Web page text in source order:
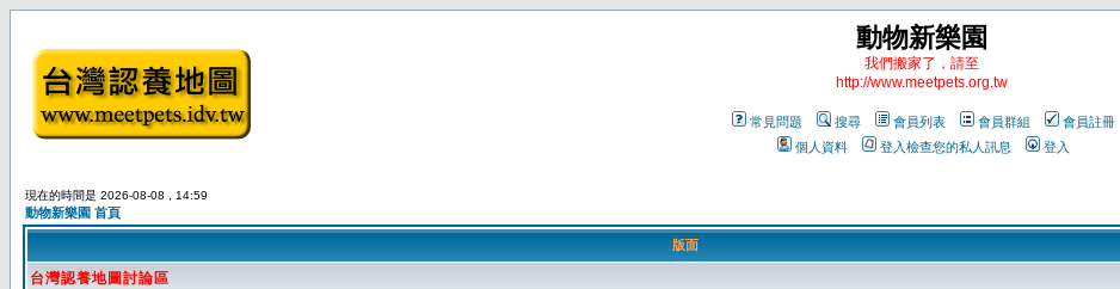
動物新樂園
我們搬家了，請至
http://www.meetpets.org.tw
常見問題 搜尋 會員列表 會員群組
會員註冊
個人資料
登入檢查您的私人訊息 登入
現在的時間是 2026-08-08 , 14:59
動物新樂園 首頁
版面
台灣認養地圖討論區